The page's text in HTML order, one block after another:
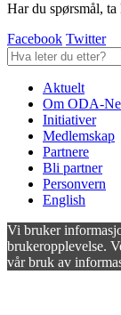
Har du spørsmål,
Facebook Twitter
Aktuelt
Om ODA-
Initiativer
Medlemskap
Partnere
Bli partner
Personvern
English
Vi bruker
brukeropplevelse.
vår bruk av